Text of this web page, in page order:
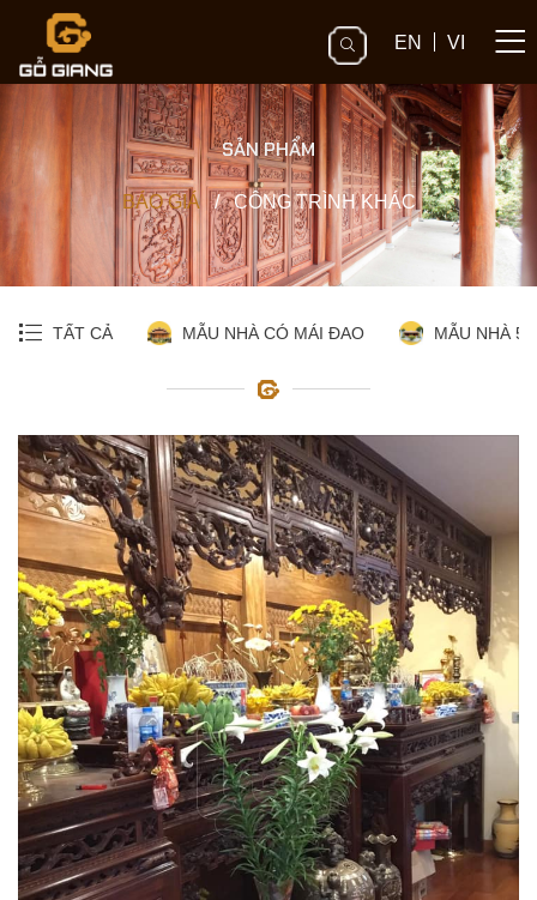
EN VI
SẢN PHẨM
BÁO GIÁ / CÔNG TRÌNH KHÁC
TẤT CẢ MẪU NHÀ CÓ MÁI ĐAO MẪU NHÀ 5